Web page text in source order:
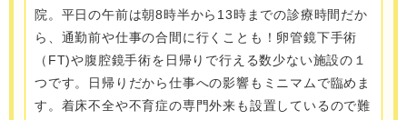
院。平日の午前は朝8時半から13時までの診療時間だか
ら、通勤前や仕事の合間に行くことも！卵管鏡下手術
（FT)や腹腔鏡手術を日帰りで行える数少ない施設の１
つです。日帰りだから仕事への影響もミニマムで臨めま
す。着床不全や不育症の専門外来も設置しているので難